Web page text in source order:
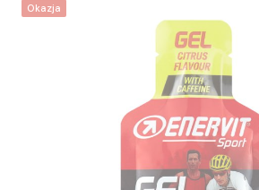
Okazja